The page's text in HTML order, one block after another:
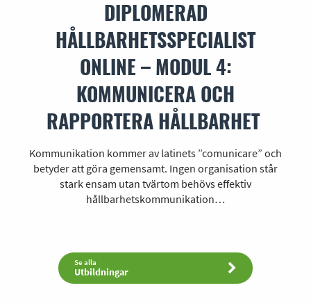
DIPLOMERAD
HÅLLBARHETSSPECIALIST
ONLINE – MODUL 4:
KOMMUNICERA OCH
RAPPORTERA HÅLLBARHET
Kommunikation kommer av latinets ”comunicare” och
betyder att göra gemensamt. Ingen organisation står
stark ensam utan tvärtom behövs effektiv
hållbarhetskommunikation…
Se alla
Utbildningar